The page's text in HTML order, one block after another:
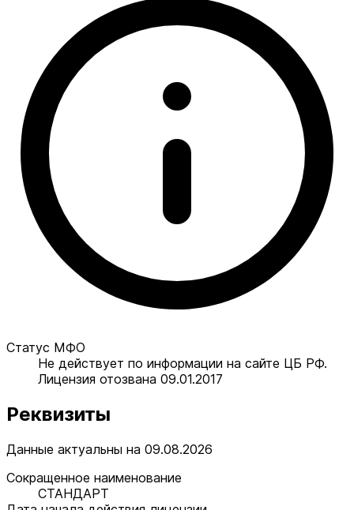
Статус МФО
Не действует по информации на сайте ЦБ РФ.
Лицензия отозвана 09.01.2017
Реквизиты
Данные актуальны на 09.08.2026
Сокращенное наименование
СТАНДАРТ